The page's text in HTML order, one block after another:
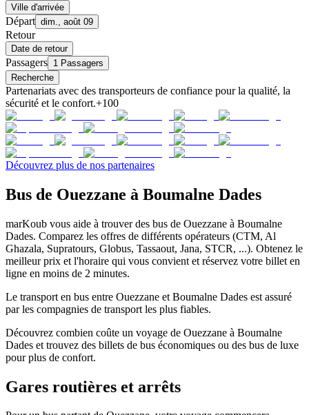
Ville d'arrivée
Départ dim., août 09
Retour
Date de retour
Passagers 1 Passagers
Recherche
Partenariats avec des transporteurs de confiance pour la qualité, la
sécurité et le confort.+100
Découvrez plus de nos partenaires
Bus de Ouezzane à Boumalne Dades
marKoub vous aide à trouver des bus de Ouezzane à Boumalne
Dades. Comparez les offres de différents opérateurs (CTM, Al
Ghazala, Supratours, Globus, Tassaout, Jana, STCR, ...). Obtenez le
meilleur prix et l'horaire qui vous convient et réservez votre billet en
ligne en moins de 2 minutes.
Le transport en bus entre Ouezzane et Boumalne Dades est assuré
par les compagnies de transport les plus fiables.
Découvrez combien coûte un voyage de Ouezzane à Boumalne
Dades et trouvez des billets de bus économiques ou des bus de luxe
pour plus de confort.
Gares routières et arrêts